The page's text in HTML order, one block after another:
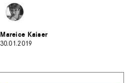
Mareice Kaiser
30.01.2019